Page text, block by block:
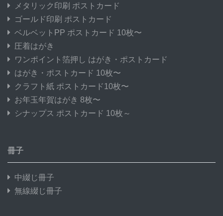
メタリック印刷 ポストカード
ゴールド印刷 ポストカード
ベルベットPP ポストカード 10枚〜
圧着はがき
ワンポイント箔押し はがき・ポストカード
はがき・ポストカード 10枚〜
クラフト紙 ポストカード10枚〜
お年玉年賀はがき 8枚〜
シナップス ポストカード 10枚～
冊子
中綴じ冊子
無線綴じ冊子